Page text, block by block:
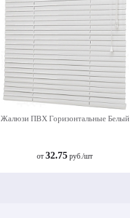
Жалюзи ПВХ Горизонтальные Белый
от32.75 руб./шт